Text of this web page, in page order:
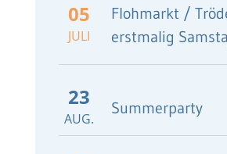
05
JULI
Flohmarkt /
erstmalig
23
AUG.
Summerparty